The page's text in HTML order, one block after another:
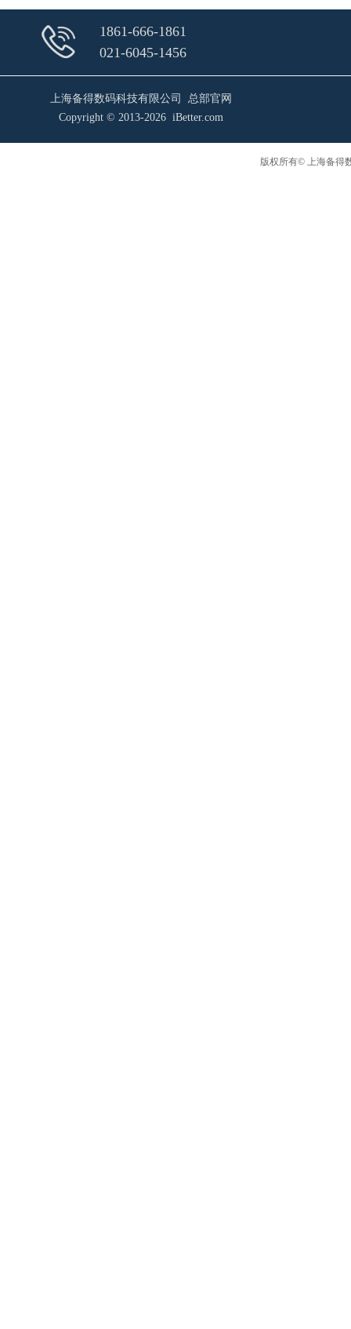
上海备得数码科技有限公司 总部官网
Copyright © 2013-2026 iBetter.com
1861-666-1861
021-6045-1456
版权所有© 上海备得